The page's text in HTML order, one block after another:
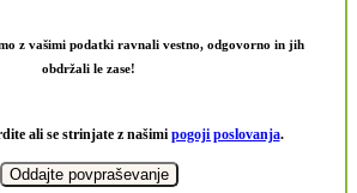
z vašimi podatki ravnali vestno, odgovorno in jih
obdržali le zase!
ali se strinjate z našimi pogoji poslovanja.